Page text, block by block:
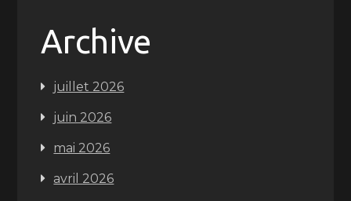
Archive
juillet 2026
juin 2026
mai 2026
avril 2026